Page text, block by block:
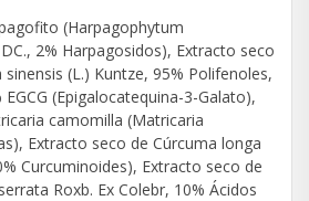
(Harpagophytum
2% Harpagosidos), Extracto seco
sinensis (L.) Kuntze, 95% Polifenoles,
(Epigalocatequina-3-Galato),
camomilla (Matricaria
Extracto seco de Cúrcuma longa
Curcuminoides), Extracto seco de
Roxb. Ex Colebr, 10% Ácidos